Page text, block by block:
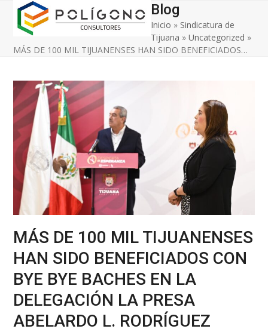
Skip
content
Open
mobile
menu
Close
mobile
menu
Blog
Inicio » Sindicatura de
Tijuana »Uncategorized »
MÁS DE 100 MIL TIJUANENSES HAN SIDO BENEFICIADOS…
MÁS DE 100 MIL TIJUANENSES
HAN SIDO BENEFICIADOS CON
BYE BYE BACHES EN LA
DELEGACIÓN LA PRESA
ABELARDO L. RODRÍGUEZ